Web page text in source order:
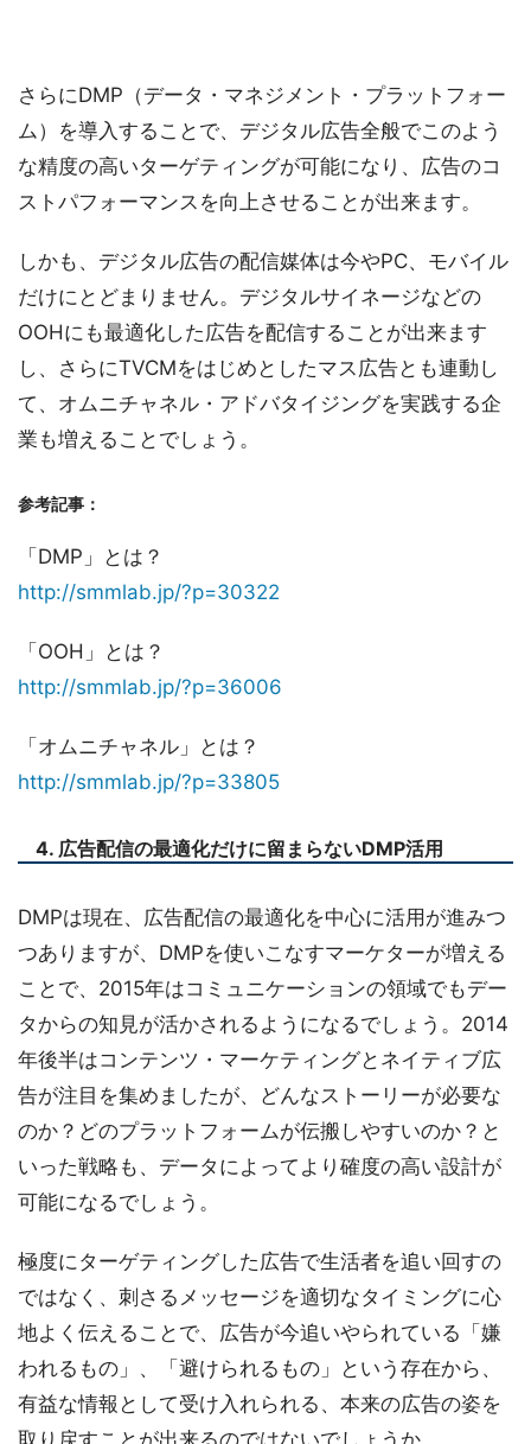
さらにDMP（データ・マネジメント・プラットフォー
ム）を導入することで、デジタル広告全般でこのよう
な精度の高いターゲティングが可能になり、広告のコ
ストパフォーマンスを向上させることが出来ます。
しかも、デジタル広告の配信媒体は今やPC、モバイル
だけにとどまりません。デジタルサイネージなどの
OOHにも最適化した広告を配信することが出来ます
し、さらにTVCMをはじめとしたマス広告とも連動し
て、オムニチャネル・アドバタイジングを実践する企
業も増えることでしょう。
参考記事：
「DMP」とは？
http://smmlab.jp/?p=30322
「OOH」とは？
http://smmlab.jp/?p=36006
「オムニチャネル」とは？
http://smmlab.jp/?p=33805
4. 広告配信の最適化だけに留まらないDMP活用
DMPは現在、広告配信の最適化を中心に活用が進みつ
つありますが、DMPを使いこなすマーケターが増える
ことで、2015年はコミュニケーションの領域でもデー
タからの知見が活かされるようになるでしょう。2014
年後半はコンテンツ・マーケティングとネイティブ広
告が注目を集めましたが、どんなストーリーが必要な
のか？どのプラットフォームが伝搬しやすいのか？と
いった戦略も、データによってより確度の高い設計が
可能になるでしょう。
極度にターゲティングした広告で生活者を追い回すの
ではなく、刺さるメッセージを適切なタイミングに心
地よく伝えることで、広告が今追いやられている「嫌
われるもの」、「避けられるもの」という存在から、
有益な情報として受け入れられる、本来の広告の姿を
取り戻すことが出来るのではないでしょうか。